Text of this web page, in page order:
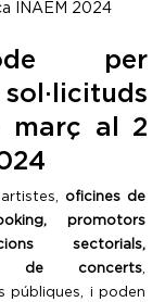
INAEM 2024
per
març al 2
oficines de
promotors
sectorials,
de concerts,
públiques, i poden